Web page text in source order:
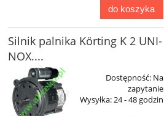
do koszyka
Silnik palnika Körting K 2 UNI-
NOX....
Dostępność: Na
zapytanie
Wysyłka:24 - 48 godzin